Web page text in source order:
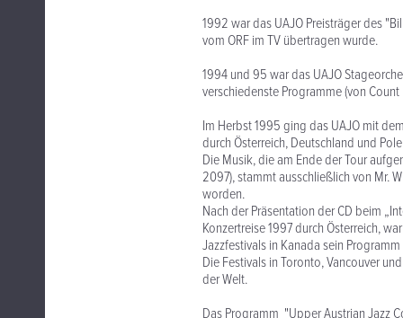
1992 war das UAJO Preisträger des
vom ORF im TV übertragen wurde.
1994 und 95 war das UAJO
verschiedenste Programme (von
Im Herbst 1995 ging das UAJO mit
durch Österreich, Deutschland und
Die Musik, die am Ende der Tour
2097), stammt ausschließlich von Mr.
worden.
Nach der Präsentation der CD beim
Konzertreise 1997 durch Österreich,
Jazzfestivals in Kanada sein
Die Festivals in Toronto, Vancouver
der Welt.
Das Programm "Upper Austrian Jazz